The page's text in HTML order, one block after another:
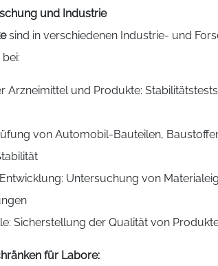
und Industrie
sind in verschiedenen Industrie- und
Arzneimittel und Produkte:
von Automobil-Bauteilen,
Untersuchung von
Sicherstellung der Qualität von
für Labore: